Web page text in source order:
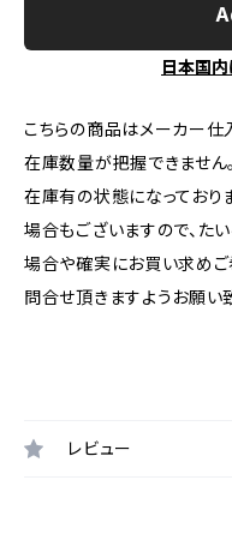
日本国
こちらの商品はメーカー仕
在庫数量が把握できません。
在庫有の状態になっており
場合もございますので、た
場合や確実にお買い求め
問合せ頂きますようお願い
レビュー